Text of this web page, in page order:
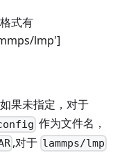
式有
lmp']
果未指定，对于
作为文件名，
,对于 lammps/lmp